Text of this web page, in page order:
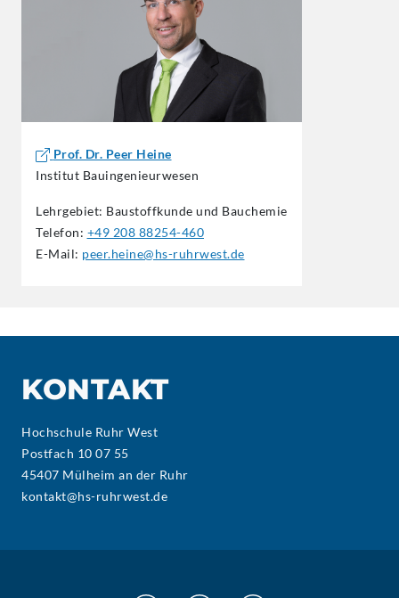
Prof. Dr. Peer Heine
Institut Bauingenieurwesen
Lehrgebiet: Baustoffkunde und Bauchemie
Telefon: +49 208 88254-460
E-Mail: peer.heine@hs-ruhrwest.de
KONTAKT
Hochschule Ruhr West
Postfach 10 07 55
45407 Mülheim an der Ruhr
kontakt@hs-ruhrwest.de